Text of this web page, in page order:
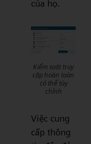
của họ.
Kiểm soát truy
cập hoàn toàn
có thể tùy
chỉnh
Việc cung
cấp thông